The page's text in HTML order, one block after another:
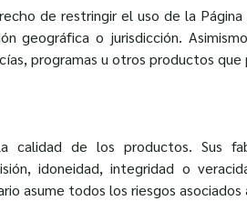
de restringir el uso de la
geográfica o jurisdicción.
programas u otros productos
calidad de los productos. Sus
idoneidad, integridad o
asume todos los riesgos asociados